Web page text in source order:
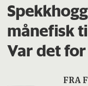
månefisk
Var det
FRA